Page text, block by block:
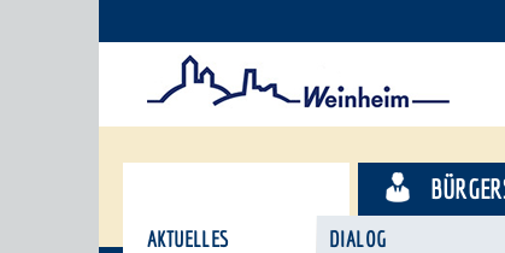
AKTUELLES DIALOG